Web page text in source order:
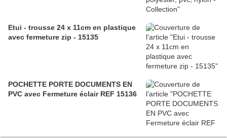
Etui - trousse 24 x 11cm en plastique
avec fermeture zip - 15135
POCHETTE PORTE DOCUMENTS EN
PVC avec Fermeture éclair REF 15136